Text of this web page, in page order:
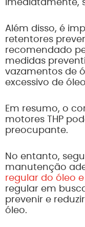
imediatamente,
Além disso, é
retentores
recomendado
medidas
vazamentos de
excessivo de
Em resumo, o
motores THP
preocupante.
No entanto,
manutenção
regular do óleo
regular em
prevenir e
óleo.